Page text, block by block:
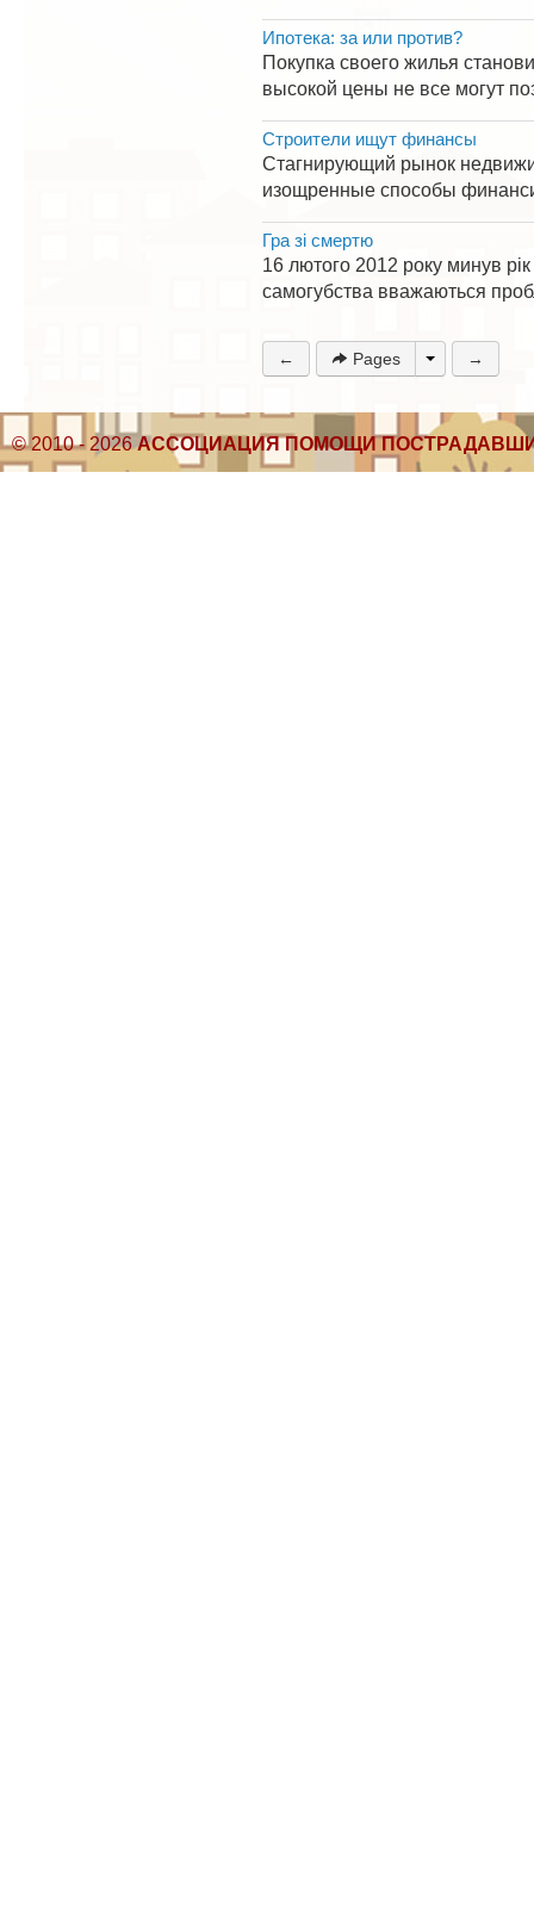
Ипотека: за или против?
Покупка своего жилья
высокой цены не все могут
Строители ищут финансы
Стагнирующий рынок
изощренные способы
Гра зі смертю
16 лютого 2012 року минув
самогубства вважаються
← Pages →
© 2010 - 2026АССОЦИАЦИЯ ПОМОЩИ